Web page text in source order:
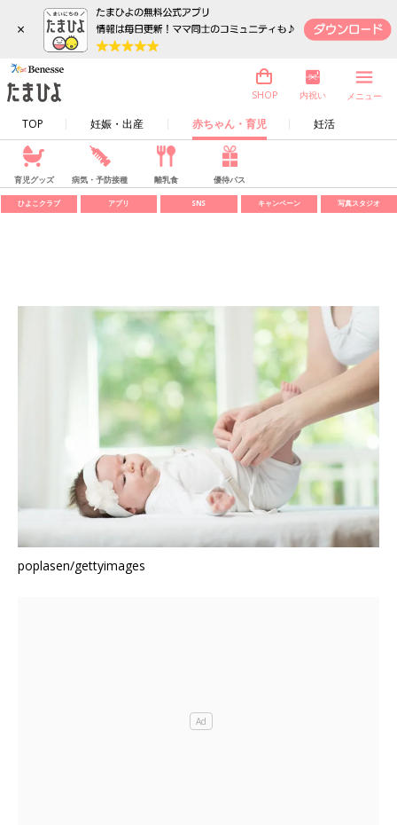
×
TOP 妊娠・出産 赤ちゃん・育児 妊活
SHOP 内祝い メニュー
育児グッズ 病気・予防接種 離乳食 優待パス
ひよこクラブ アプリ SNS キャンペーン 写真スタジオ
poplasen/gettyimages